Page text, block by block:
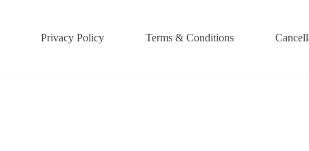
Privacy Policy Terms & Conditions